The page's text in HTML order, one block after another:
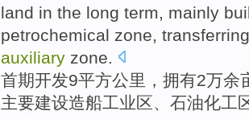
land in the long term, mainly
petrochemical zone transferring
auxiliary zone
首期开发9平方公里，拥有2万余
主要建设造船工业区、 石油化工